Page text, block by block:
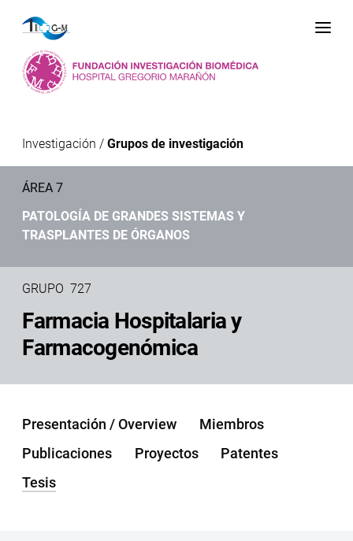
Investigación /Grupos de investigación
ÁREA 7
PATOLOGÍA DE GRANDES SISTEMAS Y
TRASPLANTES DE ÓRGANOS
GRUPO 727
Farmacia Hospitalaria y
Farmacogenómica
Presentación / Overview
Miembros
Publicaciones
Proyectos
Patentes
Tesis